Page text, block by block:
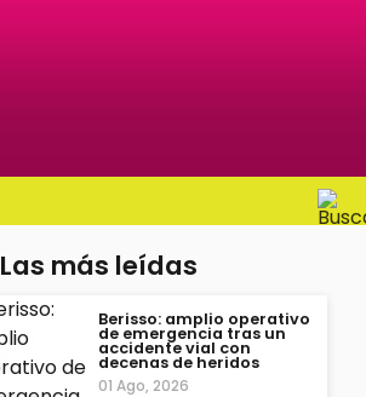
Las más leídas
Berisso: amplio operativo
de emergencia tras un
accidente vial con
decenas de heridos
01 Ago, 2026